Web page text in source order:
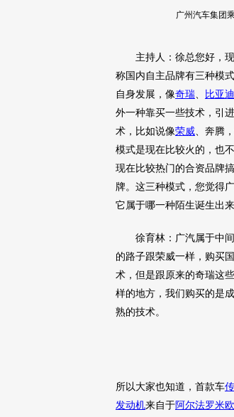
广州汽车集团
主持人：徐总您好，现
称国内自主品牌有三种模
自身发展，像奇瑞 比亚迪
外一种靠买一些技术，引
术，比如说像荣威 、奔腾
模式是现在比较火的，也不
现在比较热门的合资品牌
牌。这三种模式，您觉得
它属于哪一种陌生诞生出来
徐育林：广汽属于中间
的路子跟荣威一样，购买
术，但是跟原来的奇瑞这
样的地方，我们购买的是
熟的技术。
所以大家也知道，首款车
发动机来自于阿尔法罗米欧